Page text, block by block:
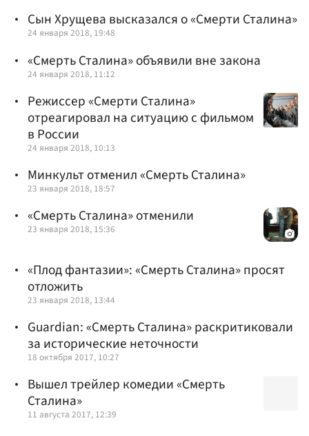
Сын Хрущева высказался о «Смерти Сталина»
24 января 2018, 19:48
«Смерть Сталина» объявили вне закона
24 января 2018, 11:12
Режиссер «Смерти Сталина»
отреагировал на ситуацию с фильмом
в России
24 января 2018, 10:13
Минкульт отменил «Смерть Сталина»
23 января 2018, 18:57
«Смерть Сталина» отменили
23 января 2018, 15:36
«Плод фантазии»: «Смерть Сталина» просят
отложить
23 января 2018, 13:44
Guardian: «Смерть Сталина» раскритиковали
за исторические неточности
18 октября 2017, 10:27
Вышел трейлер комедии «Смерть
Сталина»
11 августа 2017, 12:39